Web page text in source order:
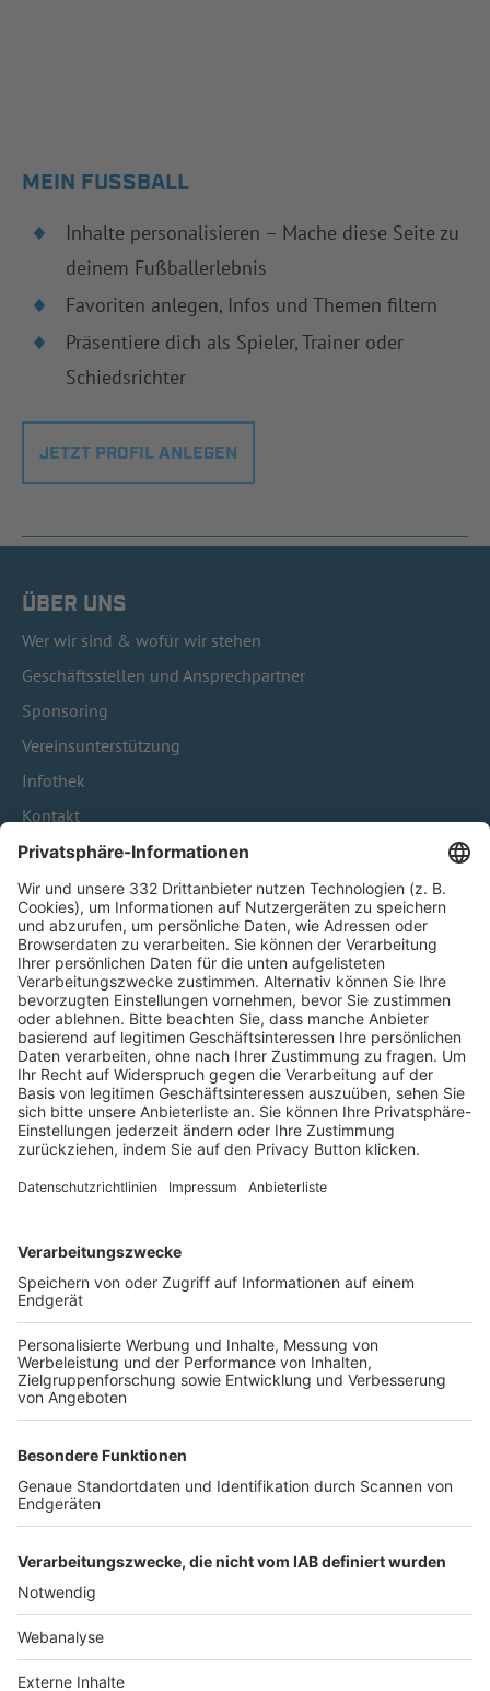
MEIN FUSSBALL
Inhalte personalisieren – Mache diese Seite zu
deinem Fußballerlebnis
Favoriten anlegen, Infos und Themen filtern
Präsentiere dich als Spieler, Trainer oder
Schiedsrichter
JETZT PROFIL ANLEGEN
ÜBER UNS
Wer wir sind & wofür wir stehen
Geschäftsstellen und Ansprechpartner
Sponsoring
Vereinsunterstützung
Infothek
Kontakt
HÄUFIG BESUCHTE SEITEN
Pässe und Vereinswechsel
Trainerausbildung
Schulungsangebot Vereinsmitarbeiter
BFV-Geschäftsstellen
Trainerbörse
Login SpielPlus
FOLGE DEM BFV
TOP-VEREINE
TOP-PARTNER
Nutzungsbedingungen Datenschutz Impressum